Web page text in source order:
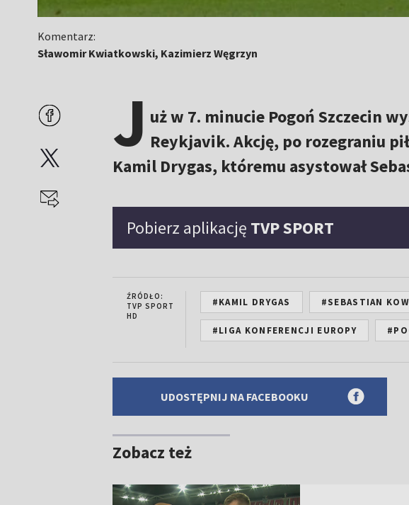
Komentarz:
Sławomir Kwiatkowski, Kazimierz Węgrzyn
J uż w 7. minucie Pogoń Szczecin
Reykjavik. Akcję, po rozegraniu
Kamil Drygas, któremu asystował
Pobierz aplikację TVP SPORT
ŹRÓDŁO:
TVP SPORT
HD
#KAMIL DRYGAS #SEBASTIAN
#LIGA KONFERENCJI EUROPY
UDOSTĘPNIJ NA FACEBOOKU
Zobacz też